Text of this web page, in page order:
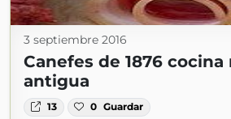
3 septiembre 2016
Canefes de 1876
antigua
13 0 Guardar